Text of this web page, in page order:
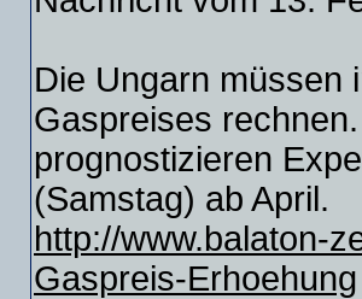
Die Ungarn müssen
Gaspreises
prognostizieren
(Samstag) ab April.
http://www.balaton-
Gaspreis-Erhoehung